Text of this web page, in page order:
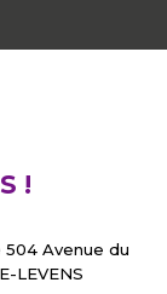
!
Avenue du
LEVENS